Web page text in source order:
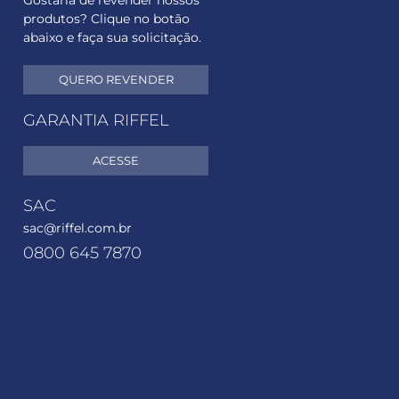
produtos? Clique no botão
abaixo e faça sua solicitação.
QUERO REVENDER
GARANTIA RIFFEL
ACESSE
SAC
sac@riffel.com.br
0800 645 7870